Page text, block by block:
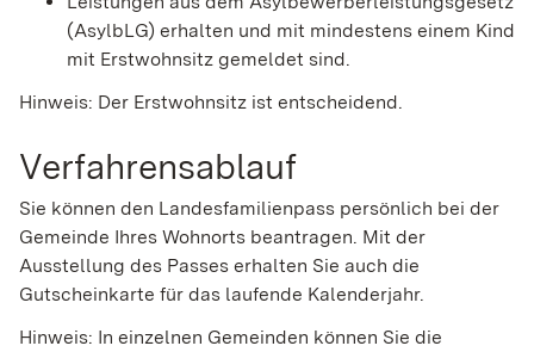
(AsylbLG) erhalten und mit mindestens einem Kind
mit Erstwohnsitz gemeldet sind.
Hinweis: Der Erstwohnsitz ist entscheidend.
Verfahrensablauf
Sie können den Landesfamilienpass persönlich bei der
Gemeinde Ihres Wohnorts beantragen. Mit der
Ausstellung des Passes erhalten Sie auch die
Gutscheinkarte für das laufende Kalenderjahr.
Hinweis: In einzelnen Gemeinden können Sie die